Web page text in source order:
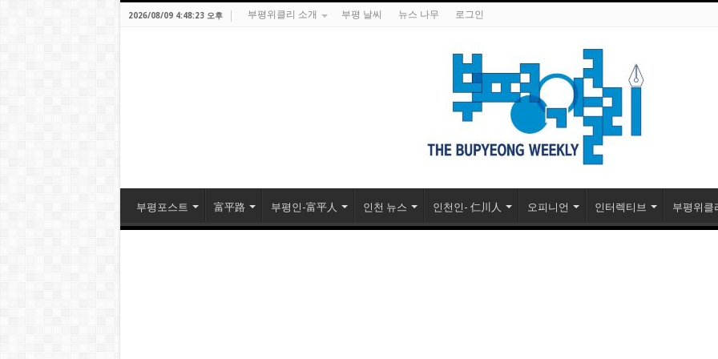
2026/08/09 4:48:23 오후 부평위클리 소개 부평 날씨 뉴스 나무 로그인
부평포스트 富平路 부평인-富平人 인천 뉴스 인천인- 仁川人 오피니언 인터렉티브 부평위클